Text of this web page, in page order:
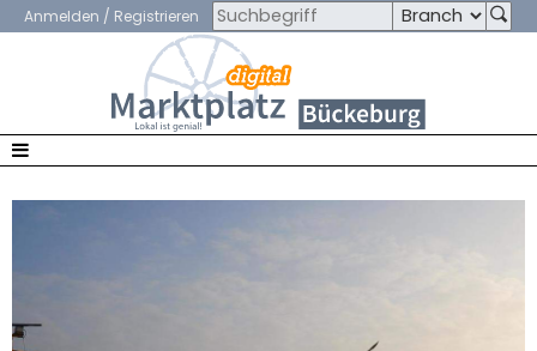
Anmelden / Registrieren